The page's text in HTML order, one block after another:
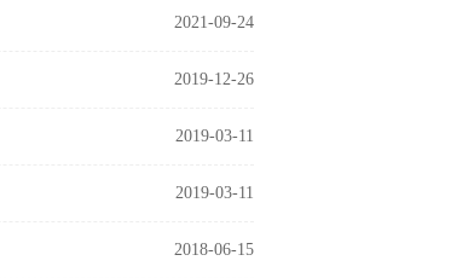
2021-09-24
2019-12-26
2019-03-11
2019-03-11
2018-06-15